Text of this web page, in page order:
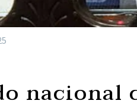
nacional